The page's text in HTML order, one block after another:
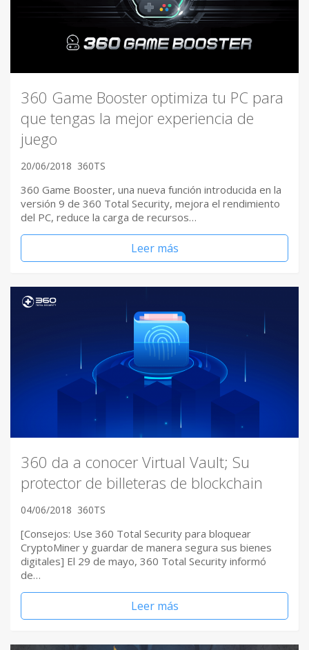
360 Game Booster optimiza tu PC para
que tengas la mejor experiencia de
juego
20/06/2018 360TS
360 Game Booster, una nueva función introducida en la
versión 9 de 360 Total Security, mejora el rendimiento
del PC, reduce la carga de recursos…
Leer más
360 da a conocer Virtual Vault; Su
protector de billeteras de blockchain
04/06/2018 360TS
[Consejos: Use 360 Total Security para bloquear
CryptoMiner y guardar de manera segura sus bienes
digitales] El 29 de mayo, 360 Total Security informó
de…
Leer más